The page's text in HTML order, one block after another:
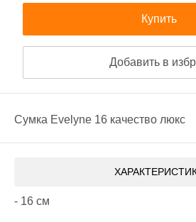
Купить
Добавить в
Сумка Evelyne 16 качество люкс
- 16 см